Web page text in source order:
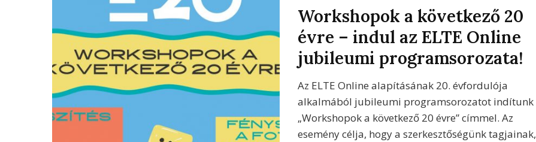
Workshopok a következő 20
évre – indul az ELTE Online
jubileumi programsorozata!
Az ELTE Online alapításának 20. évfordulója
alkalmából jubileumi programsorozatot indítunk
„Workshopok a következő 20 évre” címmel. Az
esemény célja, hogy a szerkesztőségünk tagjainak,